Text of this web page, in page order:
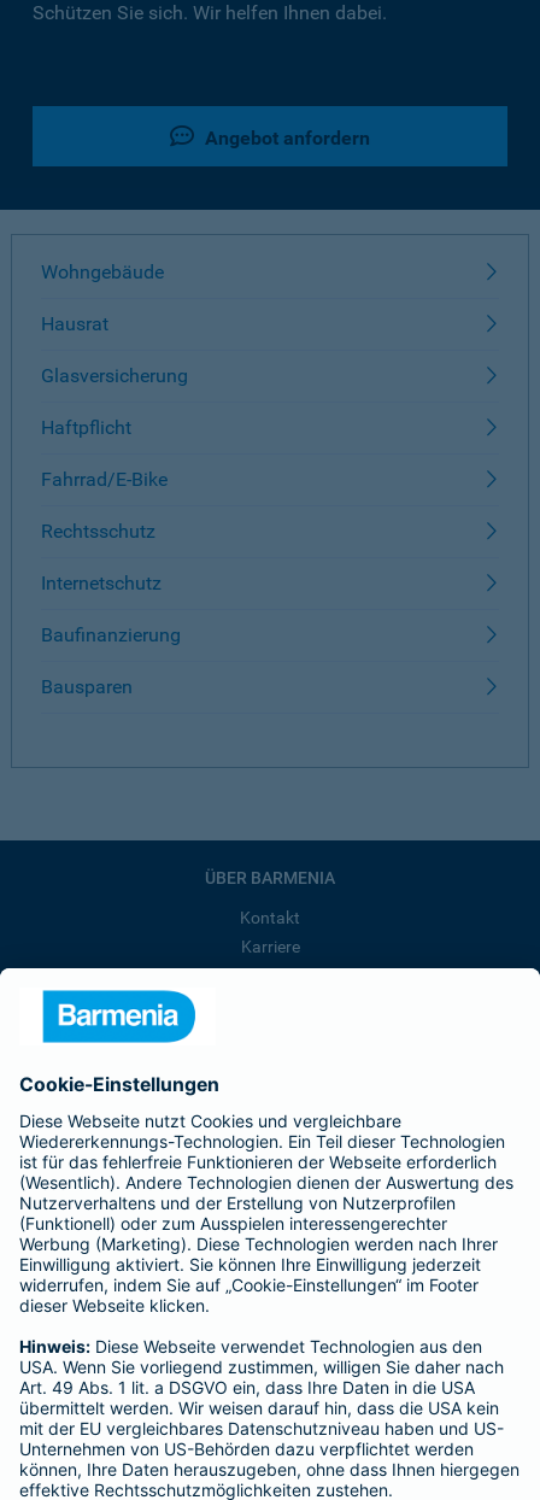
Schützen Sie sich. Wir helfen Ihnen dabei.
Angebot anfordern
Wohngebäude
Hausrat
Glasversicherung
Haftpflicht
Fahrrad/E-Bike
Rechtsschutz
Internetschutz
Baufinanzierung
Bausparen
ÜBER BARMENIA
Kontakt
Karriere
Barmenia ist Teil der BarmeniaGothaer
BELIEBTE SEITEN
Kranken-Zusatzversicherung
Tierversicherungen
Haftpflichtversicherung
Hausratversicherung
Adresse ändern
Schaden melden
Kilometerstandsmeldung
Serviceübersicht